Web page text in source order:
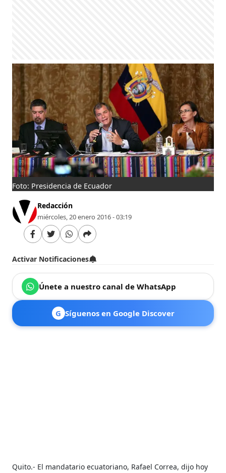
Foto: Presidencia de Ecuador
Redacción
miércoles, 20 enero 2016 - 03:19
Activar Notificaciones
Únete a nuestro canal de WhatsApp
G Síguenos en Google Discover
Quito.- El mandatario ecuatoriano, Rafael Correa, dijo hoy